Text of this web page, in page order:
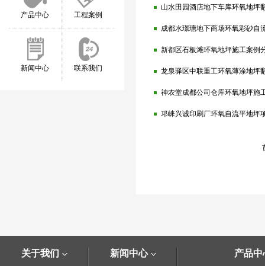
产品中心 工程案例
新闻中心 联系我们
山水田园酒店地下车库环氧地坪
成都水璟瑭地下商场环氧彩砂自
新都区石板滩环氧地坪施工案例
龙泉驿区中联重工环氧薄涂地坪
神农堂成都公司仓库环氧地坪施
邛崃兴诚印刷厂环氧自流平地坪
关于我们 新闻中心 产品